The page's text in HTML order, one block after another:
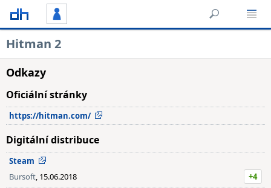
Hitman 2
Odkazy
Oficiální stránky
https://hitman.com/
Digitální distribuce
Steam
Bursoft, 15.06.2018
+4